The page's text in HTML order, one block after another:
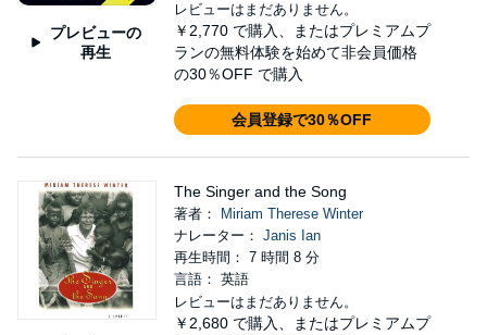
プレビューの
再生
レビューはまだありません。
￥2,770 で購入、またはプレミアムプ
ランの無料体験を始めて非会員価格
の30％OFF で購入
会員登録で30％OFF
The Singer and the Song
著者：
Miriam Therese Winter
ナレーター： Janis Ian
再生時間： 7 時間 8 分
言語： 英語
レビューはまだありません。
￥2,680 で購入、またはプレミアムプ